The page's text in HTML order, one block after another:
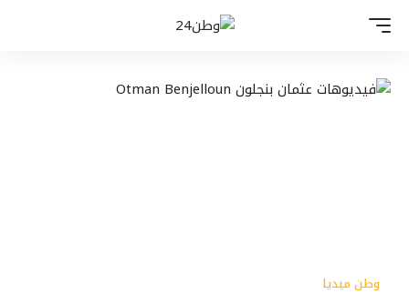
وطن ميديا